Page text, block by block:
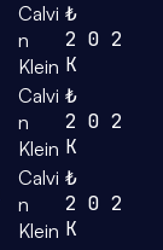
Calvi
n
Klein
₺
2
K
0 2
Calvi
n
Klein
₺
2
K
0 2
Calvi
n
Klein
₺
2
K
0 2